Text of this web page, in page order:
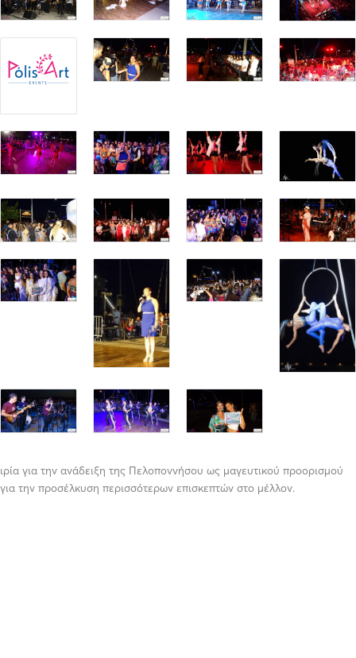
ιρία για την ανάδειξη της Πελοποννήσου ως μαγευτικού προορισμού
για την προσέλκυση περισσότερων επισκεπτών στο μέλλον.